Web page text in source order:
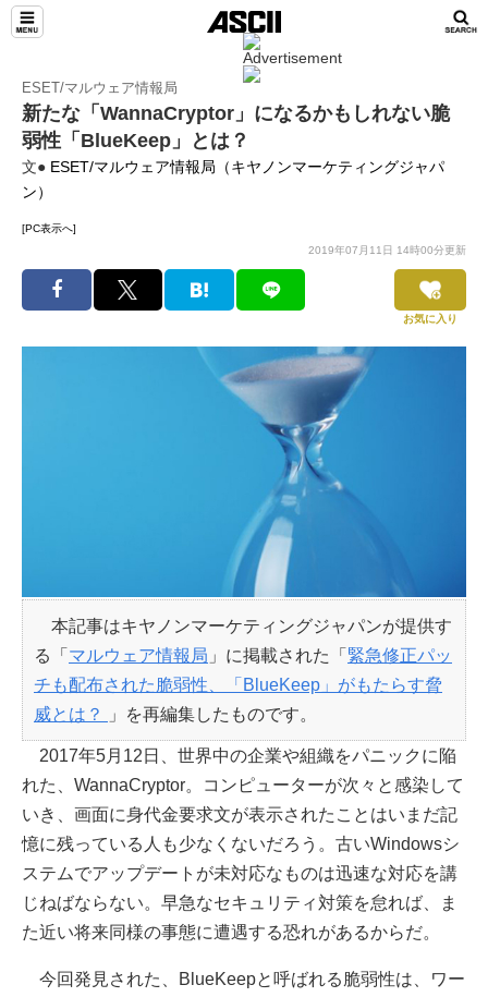
ESET/マルウェア情報局
新たな「WannaCryptor」になるかもしれない脆
弱性「BlueKeep」とは？
文● ESET/マルウェア情報局（キヤノンマーケティングジャパ
ン）
[PC表示へ]
2019年07月11日 14時00分更新
お気に入り
本記事はキヤノンマーケティングジャパンが提供す
る「 マルウェア情報局 」に掲載された「 緊急修正パッ
チも配布された脆弱性、「BlueKeep」がもたらす脅
威とは？
」を再編集したものです。
2017年5月12日、世界中の企業や組織をパニックに陥
れた、WannaCryptor。コンピューターが次々と感染して
いき、画面に身代金要求文が表示されたことはいまだ記
憶に残っている人も少なくないだろう。古いWindowsシ
ステムでアップデートが未対応なものは迅速な対応を講
じねばならない。早急なセキュリティ対策を怠れば、ま
た近い将来同様の事態に遭遇する恐れがあるからだ。
今回発見された、BlueKeepと呼ばれる脆弱性は、ワー